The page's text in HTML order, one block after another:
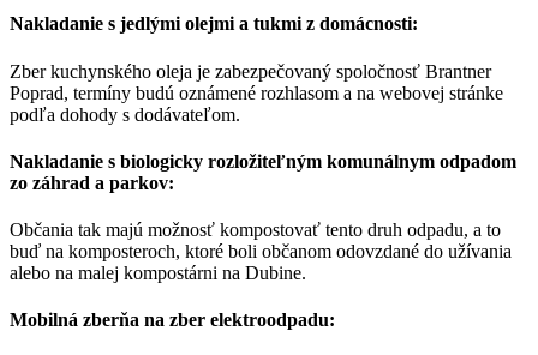
Nakladanie s jedlými olejmi a tukmi z domácnosti:
Zber kuchynského oleja je zabezpečovaný spoločnosť Brantner
Poprad, termíny budú oznámené rozhlasom a na webovej stránke
podľa dohody s dodávateľom.
Nakladanie s biologicky rozložiteľným komunálnym odpadom
zo záhrad a parkov:
Občania tak majú možnosť kompostovať tento druh odpadu, a to
buď na komposteroch, ktoré boli občanom odovzdané do užívania
alebo na malej kompostárni na Dubine.
Mobilná zberňa na zber elektroodpadu: